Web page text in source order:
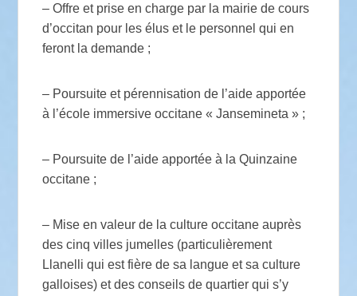
– Offre et prise en charge par la mairie de cours
d’occitan pour les élus et le personnel qui en
feront la demande ;
– Poursuite et pérennisation de l’aide apportée
à l’école immersive occitane « Jansemineta » ;
– Poursuite de l’aide apportée à la Quinzaine
occitane ;
– Mise en valeur de la culture occitane auprès
des cinq villes jumelles (particulièrement
Llanelli qui est fière de sa langue et sa culture
galloises) et des conseils de quartier qui s’y